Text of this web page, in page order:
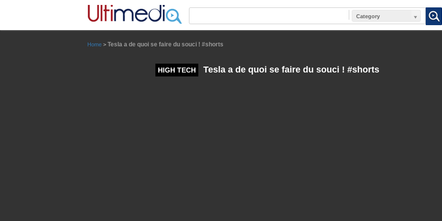
Category
Home > Tesla a de quoi se faire du souci ! #shorts
HIGH TECH Tesla a de quoi se faire du souci ! #shorts